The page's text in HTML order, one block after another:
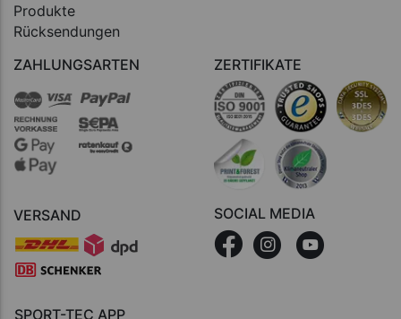
Produkte
Rücksendungen
ZAHLUNGSARTEN
VERSAND
ZERTIFIKATE
SOCIAL MEDIA
SPORT-TEC APP